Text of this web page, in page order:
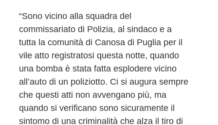
“Sono vicino alla squadra del
commissariato di Polizia, al sindaco e a
tutta la comunità di Canosa di Puglia per il
vile atto registratosi questa notte, quando
una bomba è stata fatta esplodere vicino
all’auto di un poliziotto. Ci si augura sempre
che questi atti non avvengano più, ma
quando si verificano sono sicuramente il
sintomo di una criminalità che alza il tiro di